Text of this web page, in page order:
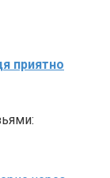
приятно